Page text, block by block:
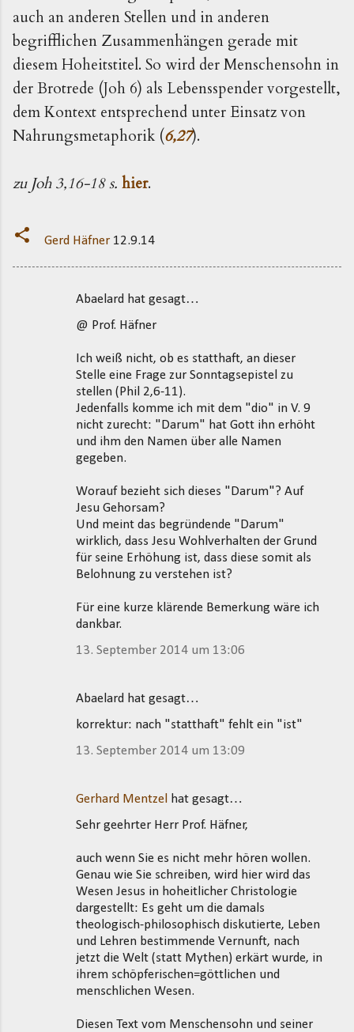
auch an anderen Stellen und in anderen
begrifflichen Zusammenhängen gerade mit
diesem Hoheitstitel. So wird der Menschensohn in
der Brotrede (Joh 6) als Lebensspender vorgestellt,
dem Kontext entsprechend unter Einsatz von
Nahrungsmetaphorik (6,27).
zu Joh 3,16-18 s. hier.
Gerd Häfner 12.9.14
Abaelard hat gesagt…
@ Prof. Häfner
Ich weiß nicht, ob es statthaft, an dieser
Stelle eine Frage zur Sonntagsepistel zu
stellen (Phil 2,6-11).
Jedenfalls komme ich mit dem "dio" in V. 9
nicht zurecht: "Darum" hat Gott ihn erhöht
und ihm den Namen über alle Namen
gegeben.
Worauf bezieht sich dieses "Darum"? Auf
Jesu Gehorsam?
Und meint das begründende "Darum"
wirklich, dass Jesu Wohlverhalten der Grund
für seine Erhöhung ist, dass diese somit als
Belohnung zu verstehen ist?
Für eine kurze klärende Bemerkung wäre ich
dankbar.
13. September 2014 um 13:06
Abaelard hat gesagt…
korrektur: nach "statthaft" fehlt ein "ist"
13. September 2014 um 13:09
Gerhard Mentzel
hat gesagt…
Sehr geehrter Herr Prof. Häfner,
auch wenn Sie es nicht mehr hören wollen.
Genau wie Sie schreiben, wird hier wird das
Wesen Jesus in hoheitlicher Christologie
dargestellt: Es geht um die damals
theologisch-philosophisch diskutierte, Leben
und Lehren bestimmende Vernunft, nach
jetzt die Welt (statt Mythen) erkärt wurde, in
ihrem schöpferischen=göttlichen und
menschlichen Wesen.
Diesen Text vom Menschensohn und seiner